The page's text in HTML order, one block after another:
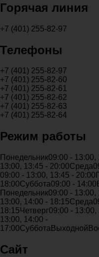
Горячая линия
+7 (401) 255-82-97
Телефоны
+7 (401) 255-82-97
+7 (401) 255-82-60
+7 (401) 255-82-61
+7 (401) 255-82-62
+7 (401) 255-82-63
+7 (401) 255-82-64
Режим работы
Понедельник09:00 - 13:00,
13:00, 13:45 - 20:00Среда
09:00 - 13:00, 13:45 - 20:00
18:00Суббота09:00 - 14:00
Понедельник09:00 - 13:00,
13:00, 14:00 - 18:15Среда
18:15Четверг09:00 - 13:00,
13:00, 14:00 -
17:00Суббота Выходной
Сайт